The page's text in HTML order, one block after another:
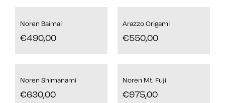
Noren Baimai
€490,00
Arazzo Origami
€550,00
Noren Shimanami
€630,00
Noren Mt. Fuji
€975,00